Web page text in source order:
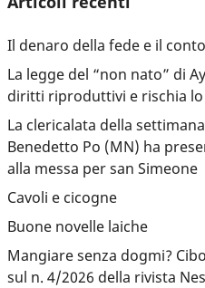
Il denaro della fede e il
La legge del “non nato” di
diritti riproduttivi e rischia
La clericalata della
Benedetto Po (MN) ha
alla messa per san Simeone
Cavoli e cicogne
Buone novelle laiche
Mangiare senza dogmi?
sul n. 4/2026 della rivista